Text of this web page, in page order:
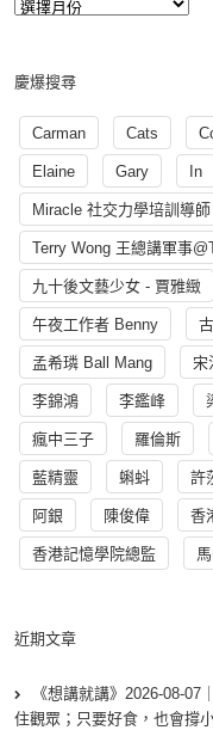
慶爆搜尋
Carman Cats
Elaine Gary In
Miracle 社交力學培訓導師
Terry Wong 王總講軍事
九十後文藝少女 - 賈雅緻
午夜工作者 Benny
孟希璘 Ball Mang 宋
李錦鴻 李鑑峰
瘋中三子 羅倫斯
藍精靈 蝌蚪 許
阿銀 陳俊偉 香
香港記憶學院總監
近期文章
《想講就講》2026-08-
住觀眾；只要好食，也會撐